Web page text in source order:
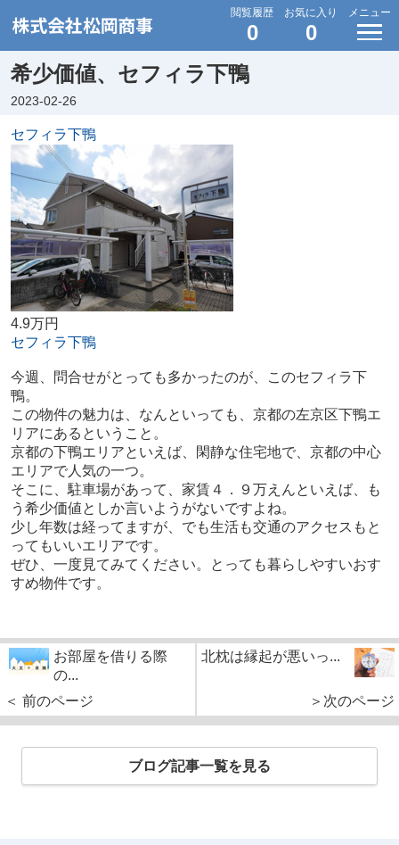
閲覧履歴
0
お気に入り
0
メニュー
希少価値、セフィラ下鴨
2023-02-26
セフィラ下鴨
4.9万円
セフィラ下鴨
今週、問合せがとっても多かったのが、このセフィラ下
鴨。
この物件の魅力は、なんといっても、京都の左京区下鴨エ
リアにあるということ。
京都の下鴨エリアといえば、閑静な住宅地で、京都の中心
エリアで人気の一つ。
そこに、駐車場があって、家賃４．９万えんといえば、も
う希少価値としか言いようがないですよね。
少し年数は経ってますが、でも生活も交通のアクセスもと
ってもいいエリアです。
ぜひ、一度見てみてください。とっても暮らしやすいおす
すめ物件です。
お部屋を借りる際
の...
＜ 前のページ
北枕は縁起が悪いっ...
＞次のページ
ブログ記事一覧を見る